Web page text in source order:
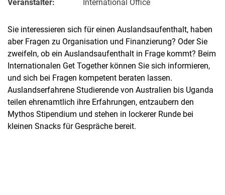
Veranstalter:
International Office
Sie interessieren sich für einen Auslandsaufenthalt, haben
aber Fragen zu Organisation und Finanzierung? Oder Sie
zweifeln, ob ein Auslandsaufenthalt in Frage kommt? Beim
Internationalen Get Together können Sie sich informieren,
und sich bei Fragen kompetent beraten lassen.
Auslandserfahrene Studierende von Australien bis Uganda
teilen ehrenamtlich ihre Erfahrungen, entzaubern den
Mythos Stipendium und stehen in lockerer Runde bei
kleinen Snacks für Gespräche bereit.